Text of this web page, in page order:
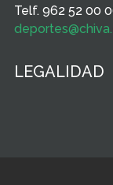
Telf. 962 52 00
LEGALIDAD